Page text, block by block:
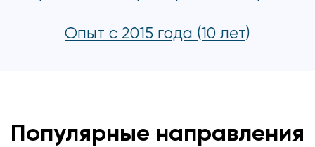
Опыт с 2015 года (10 лет)
Популярные направления